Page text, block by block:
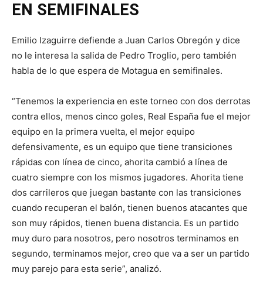
EN SEMIFINALES
Emilio Izaguirre defiende a Juan Carlos Obregón y dice
no le interesa la salida de Pedro Troglio, pero también
habla de lo que espera de Motagua en semifinales.
“Tenemos la experiencia en este torneo con dos derrotas
contra ellos, menos cinco goles, Real España fue el mejor
equipo en la primera vuelta, el mejor equipo
defensivamente, es un equipo que tiene transiciones
rápidas con línea de cinco, ahorita cambió a línea de
cuatro siempre con los mismos jugadores. Ahorita tiene
dos carrileros que juegan bastante con las transiciones
cuando recuperan el balón, tienen buenos atacantes que
son muy rápidos, tienen buena distancia. Es un partido
muy duro para nosotros, pero nosotros terminamos en
segundo, terminamos mejor, creo que va a ser un partido
muy parejo para esta serie”, analizó.